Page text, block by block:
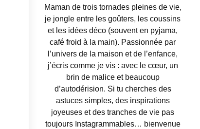
Maman de trois tornades pleines de vie,
je jongle entre les goûters, les coussins
et les idées déco (souvent en pyjama,
café froid à la main). Passionnée par
l’univers de la maison et de l’enfance,
j’écris comme je vis : avec le cœur, un
brin de malice et beaucoup
d’autodérision. Si tu cherches des
astuces simples, des inspirations
joyeuses et des tranches de vie pas
toujours Instagrammables… bienvenue